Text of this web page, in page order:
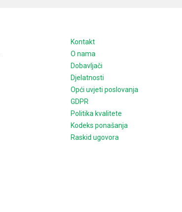
Kontakt
O nama
Dobavljači
Djelatnosti
Opći uvjeti poslovanja
GDPR
Politika kvalitete
Kodeks ponašanja
Raskid ugovora